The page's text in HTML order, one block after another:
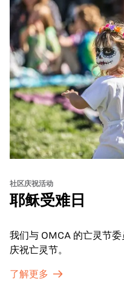
社区庆祝活动
耶稣受难日
我们与 OMCA 的亡灵节
庆祝亡灵节。
了解更多